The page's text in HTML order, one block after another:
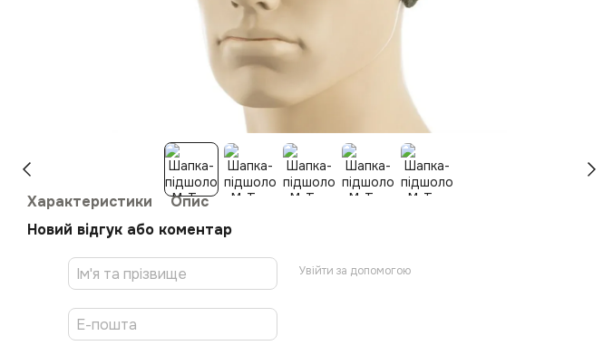
Характеристики
Опис
Новий відгук або коментар
Увійти за допомогою